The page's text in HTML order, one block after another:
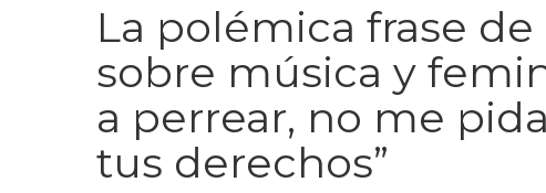
La polémica frase de
sobre música y
a perrear, no me
tus derechos”